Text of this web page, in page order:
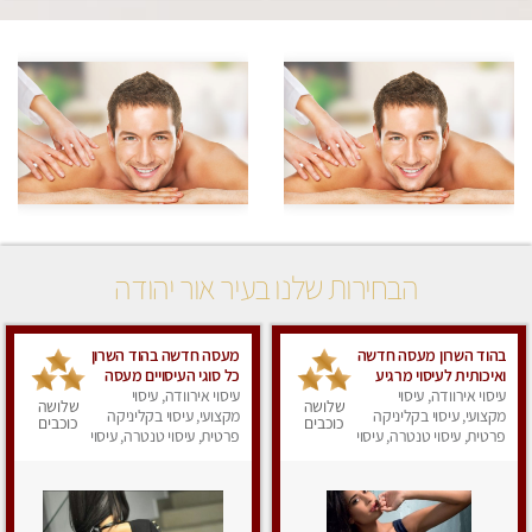
הבחירות שלנו בעיר אור יהודה
בהוד השרון מעסה חדשה
ואיכותית לעיסוי מרגיע
ומפנק VIP-מומלץ
לחלוטין! פרטי! ​​​​​​ Highly
recommended
עיסוי אירוודה, עיסוי
מקצועי, עיסוי בקליניקה
פרטית, עיסוי טנטרה, עיסוי
שלושה
כוכבים
מעסה חדשה בהוד השרון
כל סוגי העיסויים מעסה
מקצועית ואיכותית פרטי
עיסוי אירוודה, עיסוי
מקצועי, עיסוי בקליניקה
פרטית, עיסוי טנטרה, עיסוי
שלושה
כוכבים